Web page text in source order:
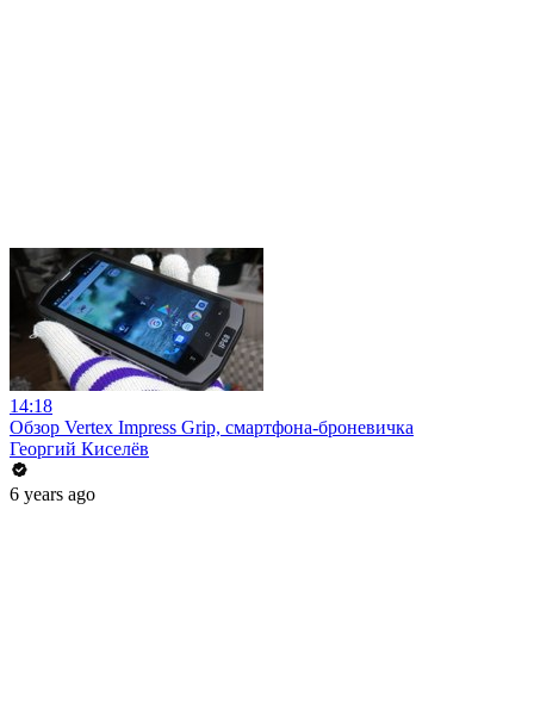
14:18
Обзор Vertex Impress Grip, смартфона-броневичка
Георгий Киселёв
6 years ago